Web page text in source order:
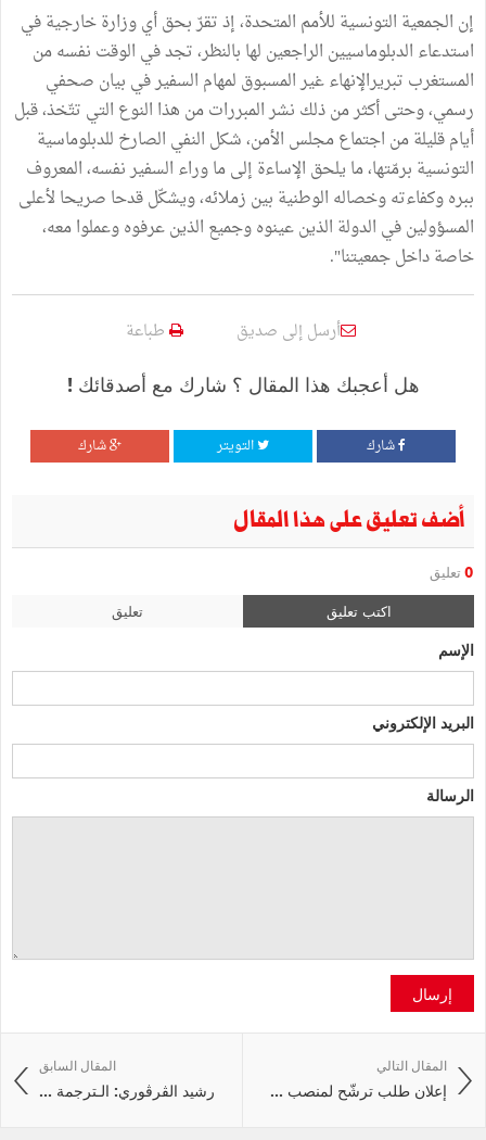
إن الجمعية التونسية للأمم المتحدة، إذ تقرّ بحق أي وزارة خارجية في
استدعاء الدبلوماسيين الراجعين لها بالنظر، تجد في الوقت نفسه من
المستغرب تبريرالإنهاء غير المسبوق لمهام السفير في بيان صحفي
رسمي، وحتى أكثر من ذلك نشر المبررات من هذا النوع التي تتّخذ، قبل
أيام قليلة من اجتماع مجلس الأمن، شكل النفي الصارخ للدبلوماسية
التونسية برمّتها، ما يلحق الإساءة إلى ما وراء السفير نفسه، المعروف
ببره وكفاءته وخصاله الوطنية بين زملائه، ويشكّل قدحا صريحا لأعلى
المسؤولين في الدولة الذين عينوه وجميع الذين عرفوه وعملوا معه،
خاصة داخل جمعيتنا".
أرسل إلى صديق طباعة
هل أعجبك هذا المقال ؟ شارك مع أصدقائك !
شارك التويتر شارك
أضف تعليق على هذا المقال
0 تعليق
اكتب تعليق تعليق
الإسم
البريد الإلكتروني
الرسالة
إرسال
المقال السابق
رشيد الڤرڤوري: الـترجمة ...
المقال التالي
إعلان طلب ترشّح لمنصب ...